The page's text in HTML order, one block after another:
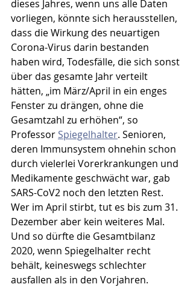
dieses Jahres, wenn uns alle Daten
vorliegen, könnte sich herausstellen,
dass die Wirkung des neuartigen
Corona-Virus darin bestanden
haben wird, Todesfälle, die sich sonst
über das gesamte Jahr verteilt
hätten, „im März/April in ein enges
Fenster zu drängen, ohne die
Gesamtzahl zu erhöhen“, so
Professor Spiegelhalter. Senioren,
deren Immunsystem ohnehin schon
durch vielerlei Vorerkrankungen und
Medikamente geschwächt war, gab
SARS-CoV2 noch den letzten Rest.
Wer im April stirbt, tut es bis zum 31.
Dezember aber kein weiteres Mal.
Und so dürfte die Gesamtbilanz
2020, wenn Spiegelhalter recht
behält, keineswegs schlechter
ausfallen als in den Vorjahren.